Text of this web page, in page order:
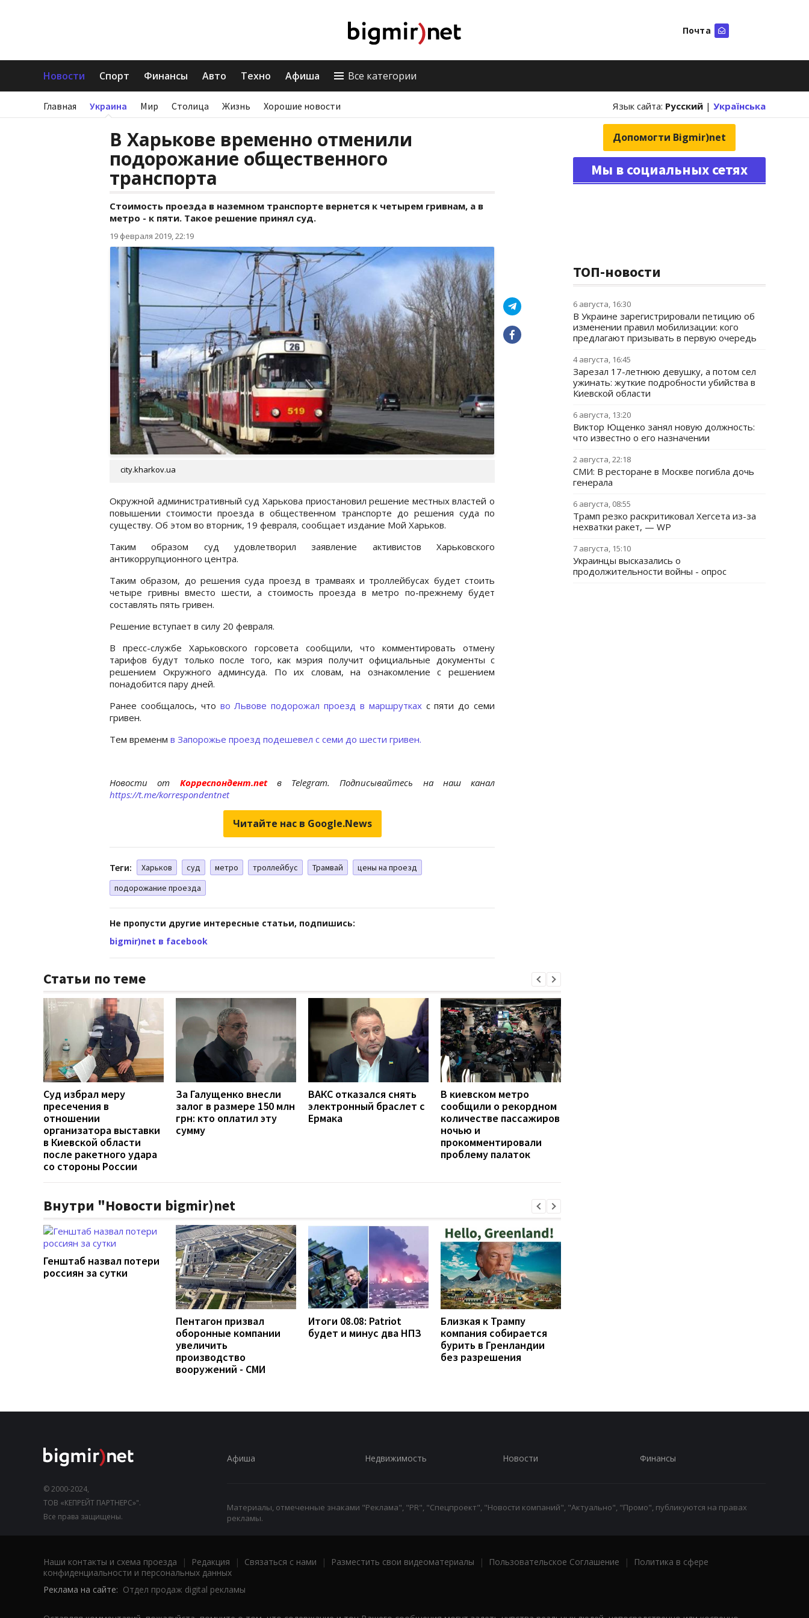
Почта
Новости Спорт Финансы Авто Техно Афиша Все категории
Главная Украина Мир Столица Жизнь Хорошие новости Язык сайта: Русский | Українська
В Харькове временно отменили
подорожание общественного
транспорта
Стоимость проезда в наземном транспорте вернется к четырем гривнам, а в
метро - к пяти. Такое решение принял суд.
19 февраля 2019, 22:19
city.kharkov.ua
Окружной административный суд Харькова приостановил решение местных властей о
повышении стоимости проезда в общественном транспорте до решения суда по
существу. Об этом во вторник, 19 февраля, сообщает издание Мой Харьков.
Таким образом суд удовлетворил заявление активистов Харьковского
антикоррупционного центра.
Таким образом, до решения суда проезд в трамваях и троллейбусах будет стоить
четыре гривны вместо шести, а стоимость проезда в метро по-прежнему будет
составлять пять гривен.
Решение вступает в силу 20 февраля.
В пресс-службе Харьковского горсовета сообщили, что комментировать отмену
тарифов будут только после того, как мэрия получит официальные документы с
решением Окружного админсуда. По их словам, на ознакомление с решением
понадобится пару дней.
Ранее сообщалось, что во Львове подорожал проезд в маршрутках с пяти до семи
гривен.
Тем временм в Запорожье проезд подешевел с семи до шести гривен.
Новости от Корреспондент.net в Telegram. Подписывайтесь на наш канал
https://t.me/korrespondentnet
Читайте нас в Google.News
Теги: Харьков суд метро троллейбус Трамвай
цены на проезд
подорожание проезда
Не пропусти другие интересные статьи, подпишись:
bigmir)net в facebook
Статьи по теме
Суд избрал меру
пресечения в
отношении
организатора выставки
в Киевской области
после ракетного удара
со стороны России
За Галущенко внесли
залог в размере 150 млн
грн: кто оплатил эту
сумму
ВАКС отказался снять
электронный браслет с
Ермака
В киевском метро
сообщили о рекордном
количестве пассажиров
ночью и
прокомментировали
проблему палаток
Внутри "Новости bigmir)net
Генштаб назвал потери
россиян за сутки
Пентагон призвал
оборонные компании
увеличить
производство
вооружений - СМИ
Итоги 08.08: Patriot
будет и минус два НПЗ
Близкая к Трампу
компания собирается
бурить в Гренландии
без разрешения
Допомогти Bigmir)net
Мы в социальных сетях
ТОП-новости
6 августа, 16:30
В Украине зарегистрировали петицию об
изменении правил мобилизации: кого
предлагают призывать в первую очередь
4 августа, 16:45
Зарезал 17-летнюю девушку, а потом сел
ужинать: жуткие подробности убийства в
Киевской области
6 августа, 13:20
Виктор Ющенко занял новую должность:
что известно о его назначении
2 августа, 22:18
СМИ: В ресторане в Москве погибла дочь
генерала
6 августа, 08:55
Трамп резко раскритиковал Хегсета из-за
нехватки ракет, — WP
7 августа, 15:10
Украинцы высказались о
продолжительности войны - опрос
© 2000-2024,
ТОВ «КЕПРЕЙТ ПАРТНЕРС»".
Все права защищены.
Афиша Недвижимость Новости Финансы
Материалы, отмеченные знаками "Реклама", "PR", "Спецпроект", "Новости компаний", "Актуально", "Промо", публикуются на правах
рекламы.
Наши контакты и схема проезда | Редакция | Связаться с нами | Разместить свои видеоматериалы | Пользовательское Соглашение |
Политика в сфере
конфиденциальности и персональных данных
Реклама на сайте: Отдел продаж digital рекламы